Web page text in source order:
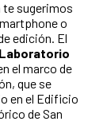
te sugerimos
o
edición. El
el marco de
que se
en el Edificio
de San